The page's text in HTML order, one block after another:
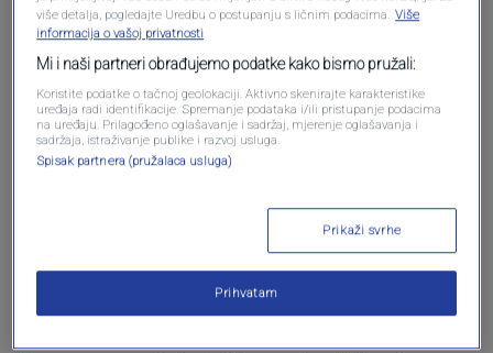
Oglas
NAJČITANIJE
više detalja, pogledajte Uredbu o postupanju s ličnim podacima. Više
informacija o vašoj privatnosti
Mi i naši partneri obrađujemo podatke kako bismo pružali:
Koristite podatke o tačnoj geolokaciji. Aktivno skenirajte karakteristike
uređaja radi identifikacije. Spremanje podataka i/ili pristupanje podacima
na uređaju. Prilagođeno oglašavanje i sadržaj, mjerenje oglašavanja i
sadržaja, istraživanje publike i razvoj usluga.
Spisak partnera (pružalaca usluga)
Prikaži svrhe
Prihvatam